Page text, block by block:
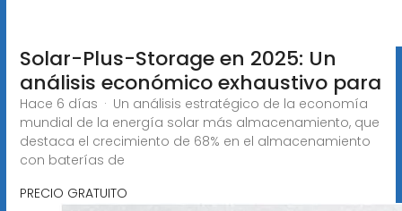
Solar-Plus-Storage en 2025: Un
análisis económico exhaustivo para
Hace 6 días · Un análisis estratégico de la economía
mundial de la energía solar más almacenamiento, que
destaca el crecimiento de 68% en el almacenamiento
con baterías de
PRECIO GRATUITO